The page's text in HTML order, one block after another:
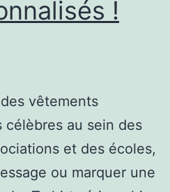
!
vêtements
au sein des
et des écoles,
ou marquer une